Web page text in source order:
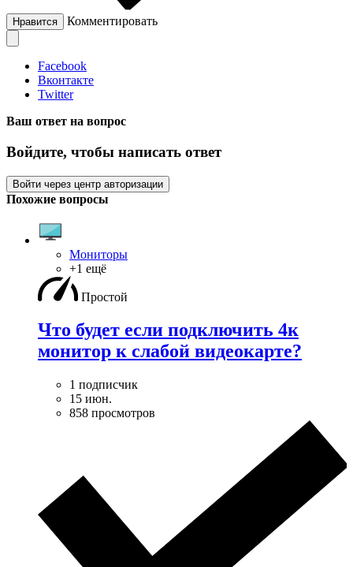
Нравится Комментировать
Facebook
Вконтакте
Twitter
Ваш ответ на вопрос
Войдите, чтобы написать ответ
Войти через центр авторизации
Похожие вопросы
Мониторы
+1 ещё
Простой
Что будет если подключить 4к
монитор к слабой видеокарте?
1 подписчик
15 июн.
858 просмотров